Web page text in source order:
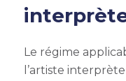
Le régime
l’artiste